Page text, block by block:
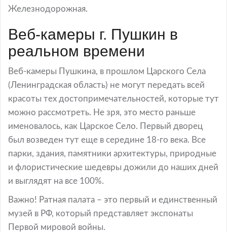
Железнодорожная.
Веб-камеры г. Пушкин в
реальном времени
Веб-камеры Пушкина, в прошлом Царского Села
(Ленинградская область) не могут передать всей
красоты тех достопримечательностей, которые тут
можно рассмотреть. Не зря, это место раньше
именовалось, как Царское Село. Первый дворец
был возведен тут еще в середине 18-го века. Все
парки, здания, памятники архитектуры, природные
и флористические шедевры дожили до наших дней
и выглядят на все 100%.
Важно! Ратная палата – это первый и единственный
музей в РФ, который представляет экспонаты
Первой мировой войны.